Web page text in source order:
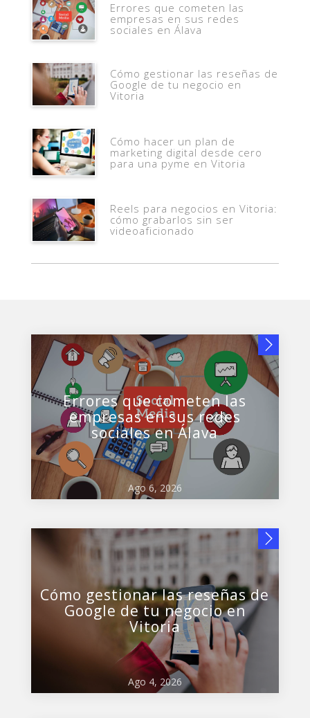
Errores que cometen las
empresas en sus redes
sociales en Álava
Cómo gestionar las reseñas de
Google de tu negocio en
Vitoria
Cómo hacer un plan de
marketing digital desde cero
para una pyme en Vitoria
Reels para negocios en Vitoria:
cómo grabarlos sin ser
videoaficionado
Errores que cometen las
empresas en sus redes
sociales en Álava
Ago 6, 2026
Cómo gestionar las reseñas de
Google de tu negocio en
Vitoria
Ago 4, 2026